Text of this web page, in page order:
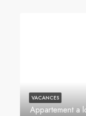
Appartement a
VACANCES